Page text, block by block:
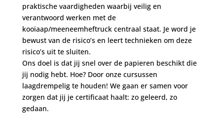
praktische vaardigheden waarbij veilig en
verantwoord werken met de
kooiaap/meeneemheftruck centraal staat. Je word je
bewust van de risico’s en leert technieken om deze
risico’s uit te sluiten.
Ons doel is dat jij snel over de papieren beschikt die
jij nodig hebt. Hoe? Door onze cursussen
laagdrempelig te houden! We gaan er samen voor
zorgen dat jij je certificaat haalt: zo geleerd, zo
gedaan.